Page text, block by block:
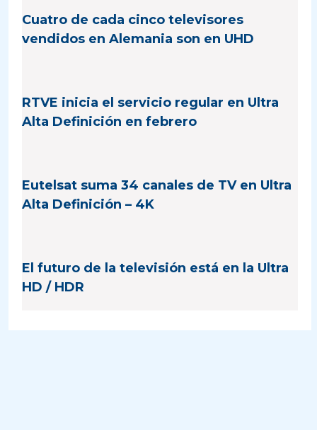
Cuatro de cada cinco televisores
vendidos en Alemania son en UHD
RTVE inicia el servicio regular en Ultra
Alta Definición en febrero
Eutelsat suma 34 canales de TV en Ultra
Alta Definición – 4K
El futuro de la televisión está en la Ultra
HD / HDR